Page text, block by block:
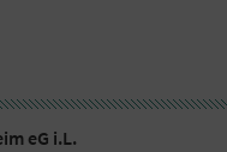
eG i.L.